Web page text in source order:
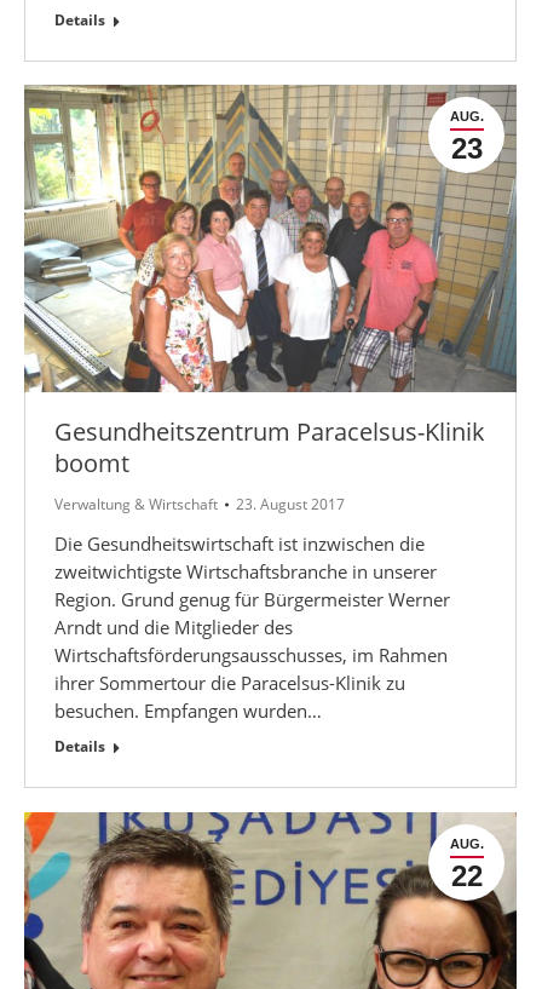
Details
AUG.
23
Gesundheitszentrum Paracelsus-Klinik
boomt
Verwaltung & Wirtschaft 23. August 2017
Die Gesundheitswirtschaft ist inzwischen die
zweitwichtigste Wirtschaftsbranche in unserer
Region. Grund genug für Bürgermeister Werner
Arndt und die Mitglieder des
Wirtschaftsförderungsausschusses, im Rahmen
ihrer Sommertour die Paracelsus-Klinik zu
besuchen. Empfangen wurden…
Details
AUG.
22